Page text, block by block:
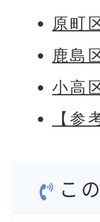
原町
鹿島
小高
【
こ